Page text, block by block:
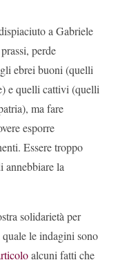
a Gabriele
perde
ebrei buoni (quelli
e quelli cattivi (quelli
ma fare
esporre
Essere troppo
annebbiare la
solidarietà per
le indagini sono
alcuni fatti che